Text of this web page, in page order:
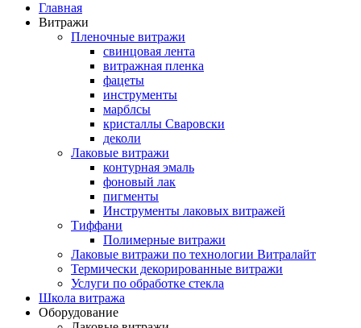
Главная
Витражи
Пленочные витражи
свинцовая лента
витражная пленка
фацеты
инструменты
марблсы
кристаллы Сваровски
деколи
Лаковые витражи
контурная эмаль
фоновый лак
пигменты
Инструменты лаковых витражей
Тиффани
Полимерные витражи
Лаковые витражи по технологии Витралайт
Термически декорированные витражи
Услуги по обработке стекла
Школа витража
Оборудование